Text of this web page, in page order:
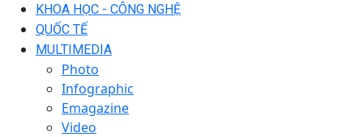
KHOA HỌC - CÔNG NGHỆ
QUỐC TẾ
MULTIMEDIA
Photo
Infographic
Emagazine
Video